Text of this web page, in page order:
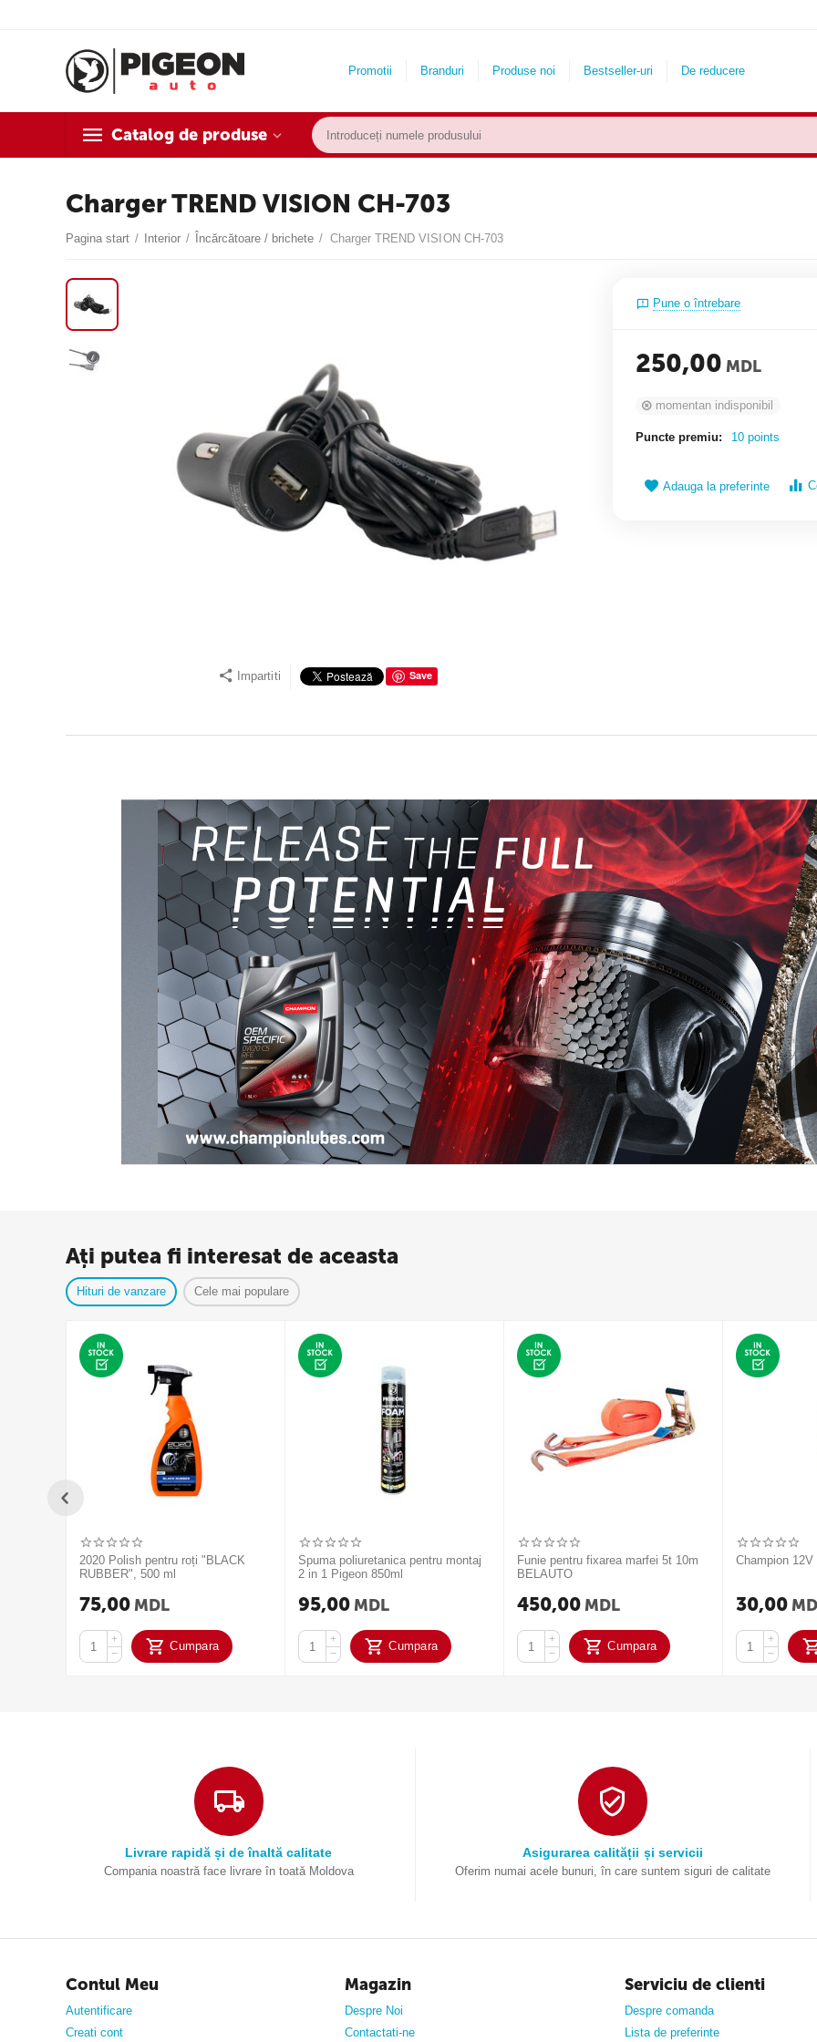
Promotii Branduri Produse noi Bestseller-uri De reducere
Catalog de produse
Charger TREND VISION CH-703
Pagina start / Interior / Încărcătoare / brichete / Charger TREND VISION CH-703
Impartiti Save
Pune o întrebare
250,00 MDL
momentan indisponibil
Puncte premiu: 10 points
Adauga la preferinte
Ați putea fi interesat de aceasta
Hituri de vanzare Cele mai populare
2020 Polish pentru roți "BLACK
RUBBER", 500 ml
75,00 MDL
+
−
Cumpara
Spuma poliuretanica pentru montaj
2 in 1 Pigeon 850ml
95,00 MDL
+
−
Cumpara
Funie pentru fixarea marfei 5t 10m
BELAUTO
450,00 MDL
+
−
Cumpara
Champion
30,00
+
−
Livrare rapidă și de înaltă calitate
Compania noastră face livrare în toată Moldova
Asigurarea calității și servicii
Oferim numai acele bunuri, în care suntem siguri de calitate
Contul Meu
Autentificare
Creati cont
Magazin
Despre Noi
Contactati-ne
Serviciu de clienti
Despre comanda
Lista de preferinte